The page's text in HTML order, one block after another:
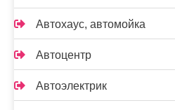
Автохаус, автомойка
Автоцентр
Автоэлектрик